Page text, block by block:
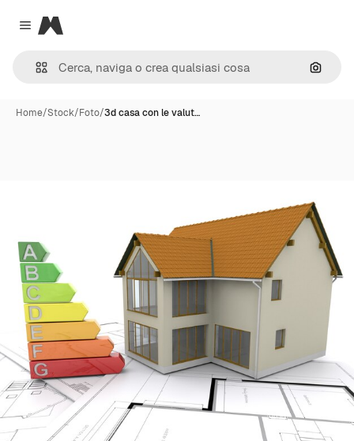
Close menu
Magnific
Cerca
Home/Stock/Foto/3d casa con le valut…